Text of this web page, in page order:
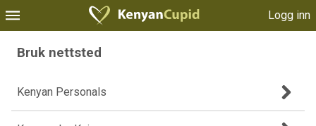
Logg inn
Bruk nettsted
Kenyan Personals